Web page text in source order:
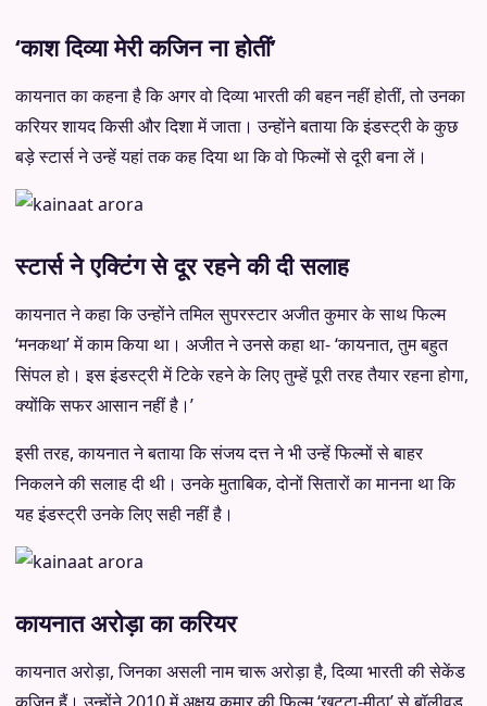
‘काश दिव्या मेरी कजिन ना होतीं’
कायनात का कहना है कि अगर वो दिव्या भारती की बहन नहीं होतीं, तो उनका
करियर शायद किसी और दिशा में जाता। उन्होंने बताया कि इंडस्ट्री के कुछ
बड़े स्टार्स ने उन्हें यहां तक कह दिया था कि वो फिल्मों से दूरी बना लें।
स्टार्स ने एक्टिंग से दूर रहने की दी सलाह
कायनात ने कहा कि उन्होंने तमिल सुपरस्टार अजीत कुमार के साथ फिल्म
‘मनकथा’ में काम किया था। अजीत ने उनसे कहा था- ‘कायनात, तुम बहुत
सिंपल हो। इस इंडस्ट्री में टिके रहने के लिए तुम्हें पूरी तरह तैयार रहना होगा,
क्योंकि सफर आसान नहीं है।’
इसी तरह, कायनात ने बताया कि संजय दत्त ने भी उन्हें फिल्मों से बाहर
निकलने की सलाह दी थी। उनके मुताबिक, दोनों सितारों का मानना था कि
यह इंडस्ट्री उनके लिए सही नहीं है।
कायनात अरोड़ा का करियर
कायनात अरोड़ा, जिनका असली नाम चारू अरोड़ा है, दिव्या भारती की सेकेंड